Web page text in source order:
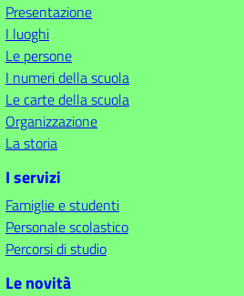
Presentazione
I luoghi
Le persone
I numeri della scuola
Le carte della scuola
Organizzazione
La storia
I servizi
Famiglie e studenti
Personale scolastico
Percorsi di studio
Le novità